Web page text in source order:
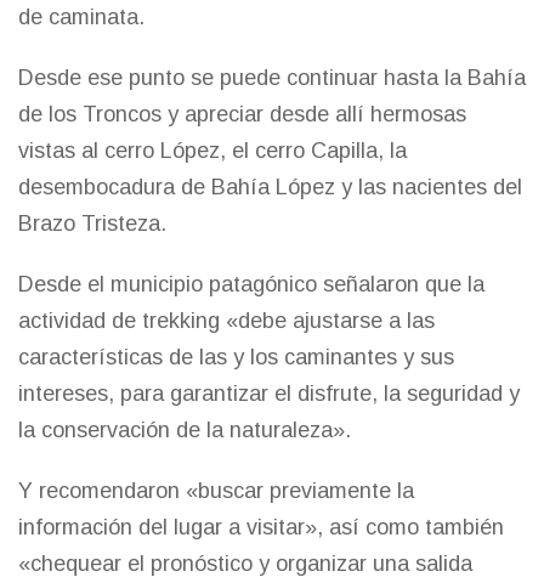
de caminata.
Desde ese punto se puede continuar hasta la Bahía
de los Troncos y apreciar desde allí hermosas
vistas al cerro López, el cerro Capilla, la
desembocadura de Bahía López y las nacientes del
Brazo Tristeza.
Desde el municipio patagónico señalaron que la
actividad de trekking «debe ajustarse a las
características de las y los caminantes y sus
intereses, para garantizar el disfrute, la seguridad y
la conservación de la naturaleza».
Y recomendaron «buscar previamente la
información del lugar a visitar», así como también
«chequear el pronóstico y organizar una salida